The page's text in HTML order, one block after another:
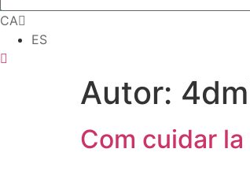
CA
ES
Autor:
Com cuidar